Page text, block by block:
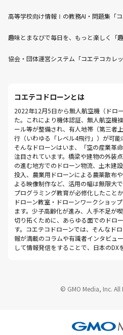
高等学校向け情報Ⅰの教務AI・問題集「コ
趣味とまなびで毎日を、もっと楽しく「趣
協会・団体運営システム「コエテコカレッ
コエテコドローンとは
2022年12月5日から無人航空機（ドロ
た。これにより機体認証、無人航空機
ール等が整備され、有人地帯（第三者
行（いわゆる「レベル4飛行」）が可能
そんなドローンはいま、「空の産業革
注目されています。橋梁や建物の外装
の進む地方でのドローン物流、土木建
投入、農業用ドローンによる農薬散布
よる映像制作など、活用の幅は無限大
プログラミング教育が必修化したこと
ドローン教室・ドローンワークショッ
ます。少子高齢化が進み、人手不足が
切り拓くために、あらゆる面でのドロ
す。コエテコドローンでは、そんなド
報が満載のコラムや有識者インタビュ
して情報発信をすることで、日本のDX
© GMO Media, Inc. All